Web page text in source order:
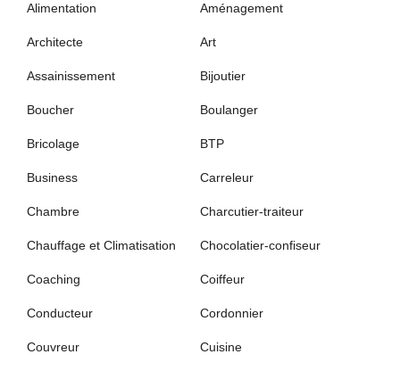
Alimentation Aménagement
Architecte Art
Assainissement Bijoutier
Boucher Boulanger
Bricolage BTP
Business Carreleur
Chambre Charcutier-traiteur
Chauffage et Climatisation Chocolatier-confiseur
Coaching Coiffeur
Conducteur Cordonnier
Couvreur Cuisine